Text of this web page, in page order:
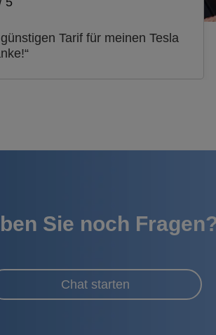
Tarif für meinen Tesla
Sie noch
Chat starten